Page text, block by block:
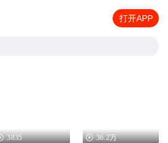
打开APP
3835 36.2万